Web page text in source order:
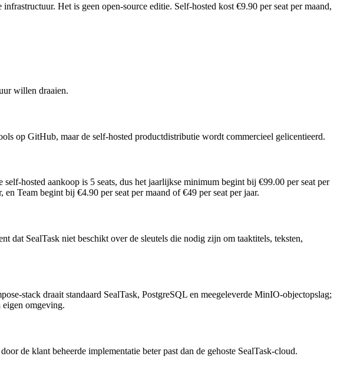
Het is geen open-source editie. Self-hosted kost €9.90 per seat per maand,
willen draaien.
op GitHub, maar de self-hosted productdistributie wordt commercieel gelicentieerd.
hosted aankoop is 5 seats, dus het jaarlijkse minimum begint bij €99.00 per seat per
Team begint bij €4.90 per seat per maand of €49 per seat per jaar.
SealTask niet beschikt over de sleutels die nodig zijn om taaktitels, teksten,
stack draait standaard SealTask, PostgreSQL en meegeleverde MinIO-objectopslag;
omgeving.
de klant beheerde implementatie beter past dan de gehoste SealTask-cloud.